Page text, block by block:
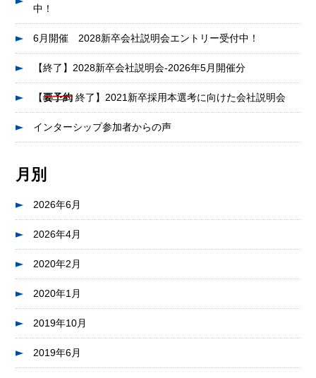
中！
6月開催 2028新卒会社説明会エントリー受付中！
【終了】2028新卒会社説明会-2026年5月開催分
【要予約 終了】2021新卒採用本選考に向けた会社説明会
インターシップ参加者からの声
月別
2026年6月
2026年4月
2020年2月
2020年1月
2019年10月
2019年6月